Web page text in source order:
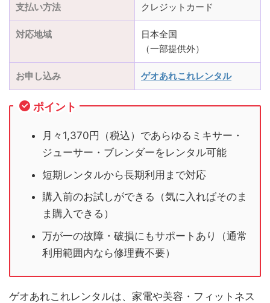
支払い方法 クレジットカード
対応地域
日本全国
（一部提供外）
お申し込み ゲオあれこれレンタル
ポイント
月々1,370円（税込）であらゆるミキサー・
ジューサー・ブレンダーをレンタル可能
短期レンタルから長期利用まで対応
購入前のお試しができる（気に入ればそのま
ま購入できる）
万が一の故障・破損にもサポートあり（通常
利用範囲内なら修理費不要）
ゲオあれこれレンタルは、家電や美容・フィットネス